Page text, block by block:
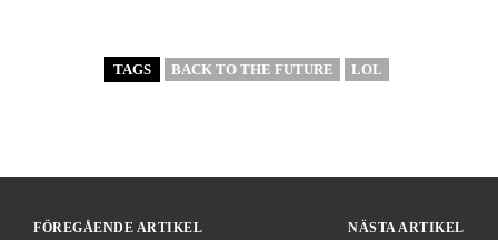
TAGS BACK TO THE FUTURE LOL
FÖREGÅENDE ARTIKEL NÄSTA ARTIKEL